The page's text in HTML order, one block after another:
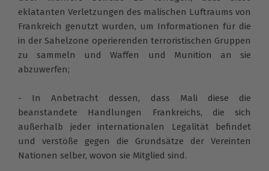
eklatanten Verletzungen des malischen Luftraums von
Frankreich genutzt wurden, um Informationen für die
in der Sahelzone operierenden terroristischen Gruppen
zu sammeln und Waffen und Munition an sie
abzuwerfen;
- In Anbetracht dessen, dass Mali diese die
beanstandete Handlungen Frankreichs, die sich
außerhalb jeder internationalen Legalität befindet
und verstöße gegen die Grundsätze der Vereinten
Nationen selber, wovon sie Mitglied sind.